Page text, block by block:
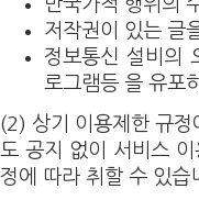
저작권이 있는 글
정보통신 설비의
로그램등 을 유포
(2) 상기 이용제한 규정
도 공지 없이 서비스
정에 따라 취할 수 있습